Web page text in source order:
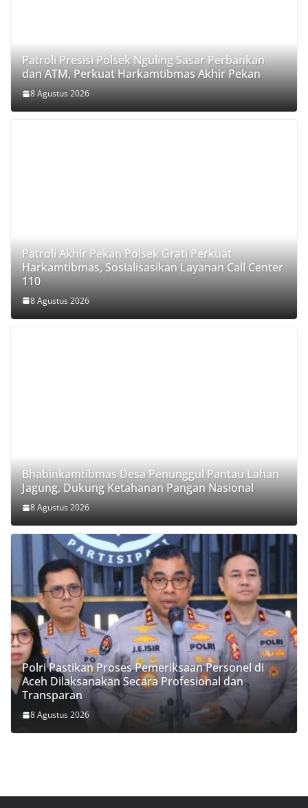
Patroli Presisi Polsek Nguling Sasar Perbankan
dan ATM, Perkuat Harkamtibmas Akhir Pekan
8 Agustus 2026
Patroli Akhir Pekan Polsek Grati Perkuat
Harkamtibmas, Sosialisasikan Layanan Call Center
110
8 Agustus 2026
Bhabinkamtibmas Desa Penunggul Pantau Lahan
Jagung, Dukung Ketahanan Pangan Nasional
8 Agustus 2026
Polri Pastikan Proses Pemeriksaan Personel di
Aceh Dilaksanakan Secara Profesional dan
Transparan
8 Agustus 2026